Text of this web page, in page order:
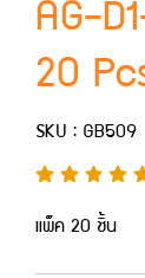
AG-
20
SKU : GB509
แพ็ค 20 ชิ้น